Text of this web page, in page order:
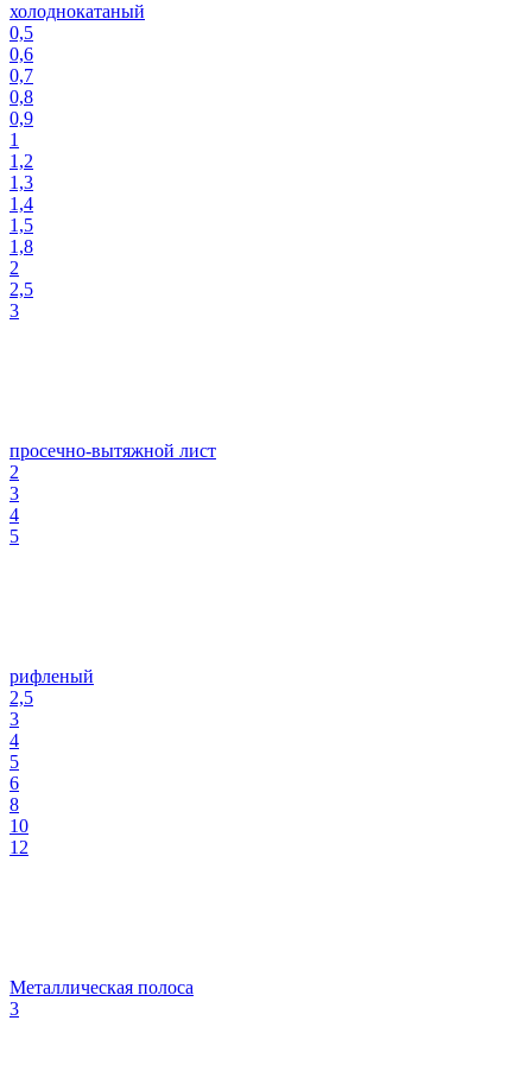
холоднокатаный
0,5
0,6
0,7
0,8
0,9
1
1,2
1,3
1,4
1,5
1,8
2
2,5
3
просечно-вытяжной лист
2
3
4
5
рифленый
2,5
3
4
5
6
8
10
12
Металлическая полоса
3